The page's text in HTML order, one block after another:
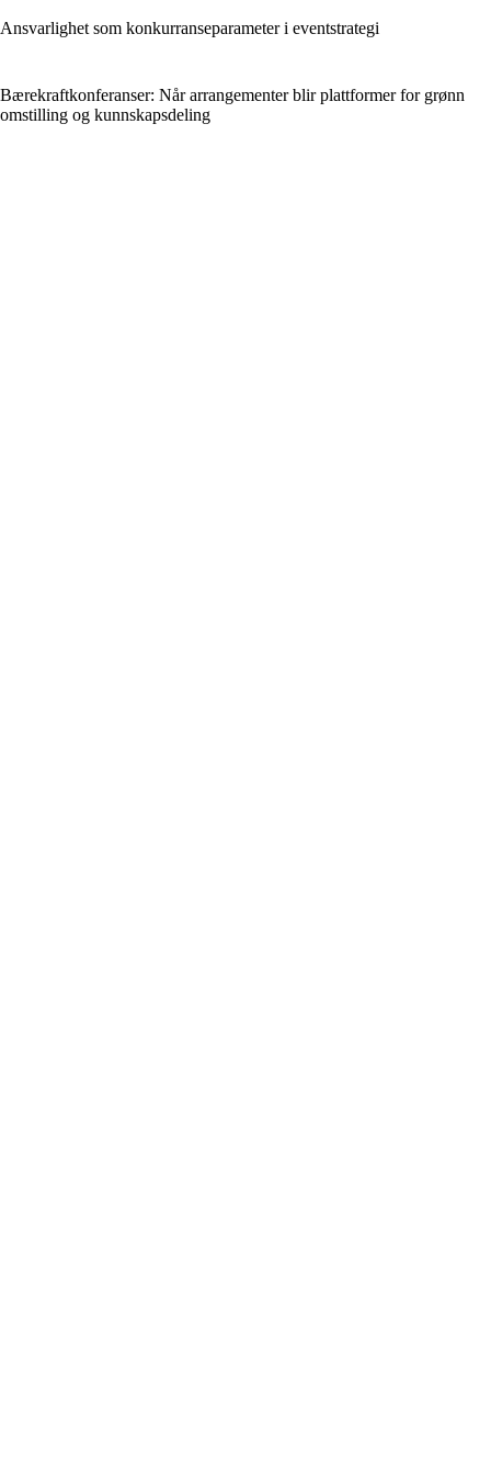
Ansvarlighet som konkurranseparameter i eventstrategi
Bærekraftkonferanser: Når arrangementer blir plattformer for grønn
omstilling og kunnskapsdeling